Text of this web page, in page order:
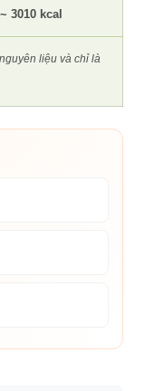
~ 3010 kcal
liệu và chỉ là